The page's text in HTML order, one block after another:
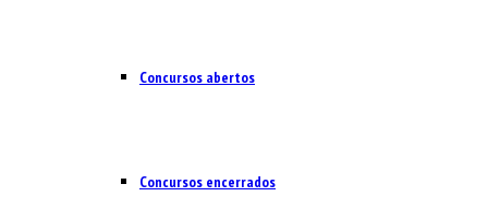
Concursos abertos
Concursos encerrados